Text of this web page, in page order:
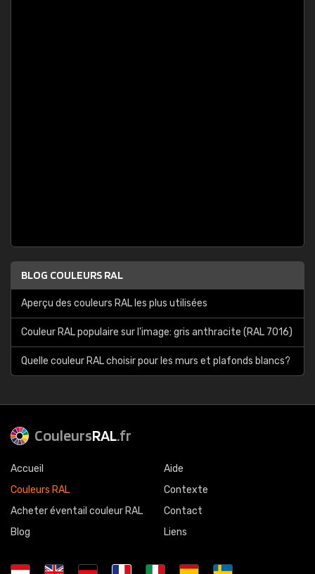
BLOG COULEURS RAL
Aperçu des couleurs RAL les plus utilisées
Couleur RAL populaire sur l'image: gris anthracite (RAL 7016)
Quelle couleur RAL choisir pour les murs et plafonds blancs?
CouleursRAL.fr
Accueil
Couleurs RAL
Acheter éventail couleur RAL
Blog
Aide
Contexte
Contact
Liens